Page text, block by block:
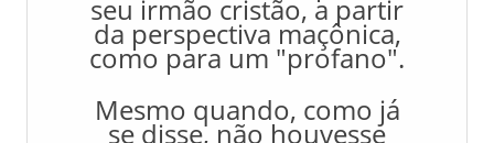
seu irmão cristão, a partir
da perspectiva maçônica,
como para um "profano".
Mesmo quando, como já
se disse, não houvesse